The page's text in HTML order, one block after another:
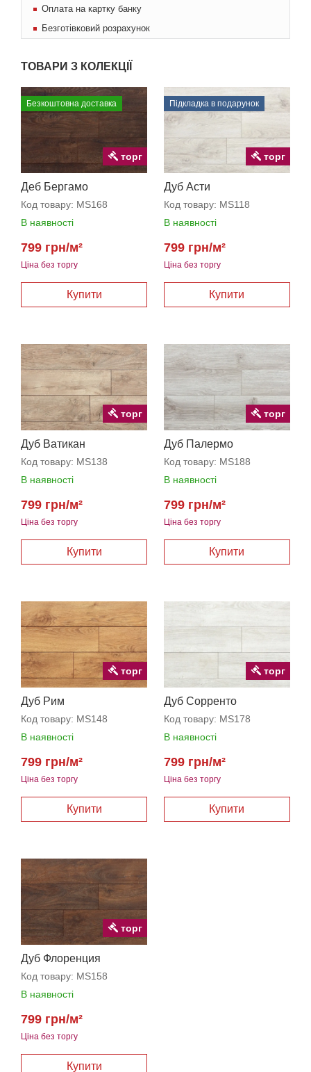
Оплата на картку банку
Безготівковий розрахунок
ТОВАРИ З КОЛЕКЦІЇ
Безкоштовна доставка
Деб Бергамо
Код товару: MS168
В наявності
Ціна без торгу
799 грн/м²
торг
Підкладка в подарунок
Дуб Асти
Код товару: MS118
В наявності
Ціна без торгу
799 грн/м²
торг
Дуб Ватикан
Код товару: MS138
В наявності
Ціна без торгу
799 грн/м²
торг
Дуб Палермо
Код товару: MS188
В наявності
Ціна без торгу
799 грн/м²
торг
Дуб Рим
Код товару: MS148
В наявності
Ціна без торгу
799 грн/м²
торг
Дуб Сорренто
Код товару: MS178
В наявності
Ціна без торгу
799 грн/м²
торг
Дуб Флоренция
Код товару: MS158
В наявності
Ціна без торгу
799 грн/м²
торг